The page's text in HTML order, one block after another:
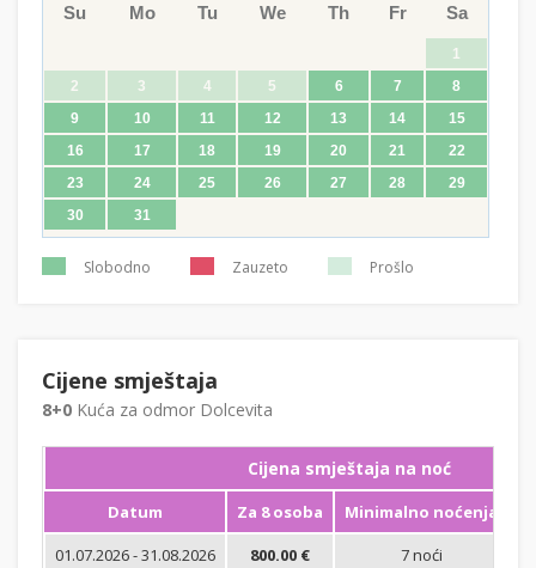
Su Mo Tu We Th Fr Sa
1
2
3 4 5 6 7
8
9
10 11 12 13 14
15
16
17 18 19 20 21
22
23
24 25 26 27 28
29
30
31
Slobodno Zauzeto Prošlo
Cijene smještaja
8+0 Kuća za odmor Dolcevita
Cijena smještaja na noć
Datum Za 8 osoba
Minimalno noćenja
01.07.2026 - 31.08.2026
800.00 € 7 noći